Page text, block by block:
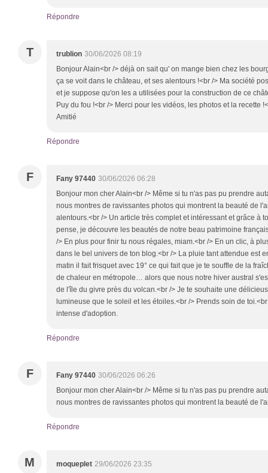
Répondre
T trublion 30/06/2026 08:19
Bonjour Alain<br /> déjà on sait qu' on mange bien chez les
ça se voit dans le château, et ses alentours !<br /> Ma société
et je suppose qu'on les a utilisées pour la construction de ce
Puy du fou !<br /> Merci pour les vidéos, les photos et la recette
Amitié
Répondre
F Fany 97440 30/06/2026 06:28
Bonjour mon cher Alain<br /> Même si tu n'as pas pu prendre
nous montres de ravissantes photos qui montrent la beauté de
alentours.<br /> Un article très complet et intéressant et grâce à
pense, je découvre les beautés de notre beau patrimoine
/> En plus pour finir tu nous régales, miam.<br /> En un clic, à
dans le bel univers de ton blog.<br /> La pluie tant attendue est
matin il fait frisquet avec 19° ce qui fait que je te souffle de la
de chaleur en métropole… alors que nous notre hiver austral
de l'île du givre près du volcan.<br /> Je te souhaite une
lumineuse que le soleil et les étoiles.<br /> Prends soin de
intense d'adoption.
Répondre
F Fany 97440 30/06/2026 06:26
Bonjour mon cher Alain<br /> Même si tu n'as pas pu prendre
nous montres de ravissantes photos qui montrent la beauté de
Répondre
M moqueplet 29/06/2026 23:35